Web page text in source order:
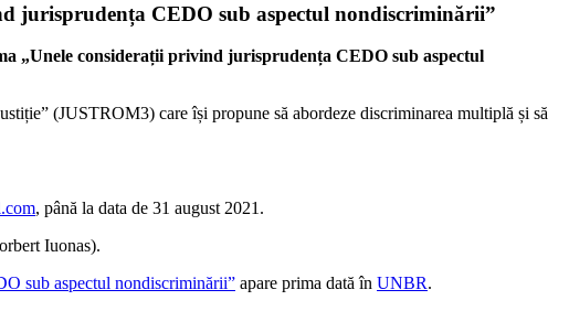
jurisprudența CEDO sub aspectul nondiscriminării”
„Unele considerații privind jurisprudența CEDO sub aspectul
(JUSTROM3) care își propune să abordeze discriminarea multiplă și să
, până la data de 31 august 2021.
Iuonas).
sub aspectul nondiscriminării” apare prima dată în UNBR.